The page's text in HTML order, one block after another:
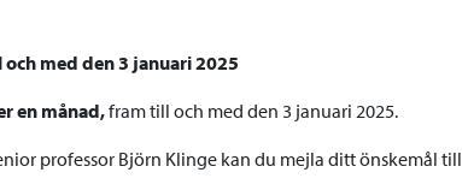
med den 3 januari 2025
en månad,fram till och med den 3 januari 2025.
professor Björn Klinge kan du mejla ditt önskemål till